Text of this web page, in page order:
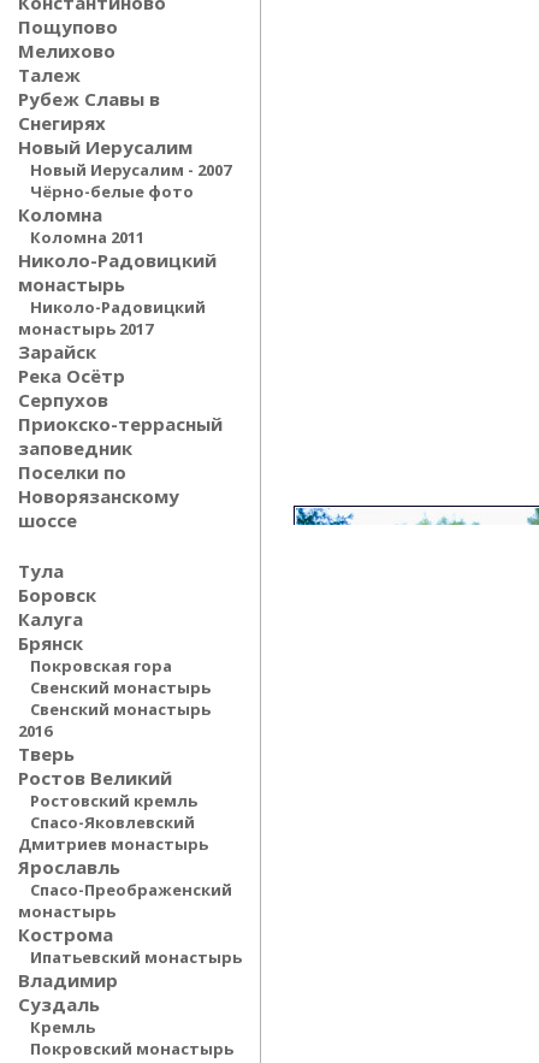
Пощупово
Мелихово
Талеж
Рубеж Славы в
Снегирях
Новый Иерусалим
Новый Иерусалим - 2007
Чёрно-белые фото
Коломна
Коломна 2011
Николо-Радовицкий
монастырь
Николо-Радовицкий
монастырь 2017
Зарайск
Река Осётр
Серпухов
Приокско-террасный
заповедник
Поселки по
Новорязанскому
шоссе
Тула
Боровск
Калуга
Брянск
Покровская гора
Свенский монастырь
Свенский монастырь
2016
Тверь
Ростов Великий
Ростовский кремль
Спасо-Яковлевский
Дмитриев монастырь
Ярославль
Спасо-Преображенский
монастырь
Кострома
Ипатьевский монастырь
Владимир
Суздаль
Кремль
Покровский монастырь